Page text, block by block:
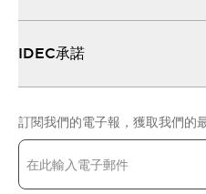
IDEC承諾
訂閱我們的電子報，獲取我們的